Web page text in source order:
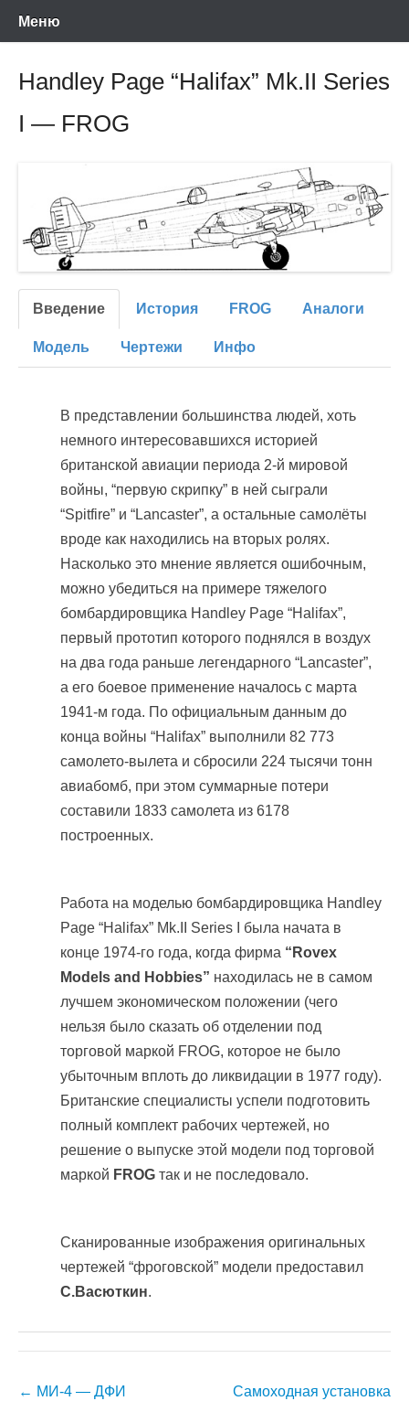
Перейти
Ретро-Модели.Ру
времен СССР и постсоветского периода. Проект участников сайтов
Меню
Handley Page “Halifax” Mk.II Series
I — FROG
Введение История FROG Аналоги
Модель Чертежи Инфо
В представлении большинства людей, хоть
немного интересовавшихся историей
британской авиации периода 2-й мировой
войны, “первую скрипку” в ней сыграли
“Spitfire” и “Lancaster”, а остальные самолёты
вроде как находились на вторых ролях.
Насколько это мнение является ошибочным,
можно убедиться на примере тяжелого
бомбардировщика Handley Page “Halifax”,
первый прототип которого поднялся в воздух
на два года раньше легендарного “Lancaster”,
а его боевое применение началось с марта
1941-м года. По официальным данным до
конца войны “Halifax” выполнили 82 773
самолето-вылета и сбросили 224 тысячи тонн
авиабомб, при этом суммарные потери
составили 1833 самолета из 6178
построенных.
Работа на моделью бомбардировщика Handley
Page “Halifax” Mk.II Series I была начата в
конце 1974-го года, когда фирма “Rovex
Models and Hobbies” находилась не в самом
лучшем экономическом положении (чего
нельзя было сказать об отделении под
торговой маркой FROG, которое не было
убыточным вплоть до ликвидации в 1977 году).
Британские специалисты успели подготовить
полный комплект рабочих чертежей, но
решение о выпуске этой модели под торговой
маркой FROG так и не последовало.
Сканированные изображения оригинальных
чертежей “фроговской” модели предоставил
С.Васюткин.
Навигация
← МИ-4 — ДФИ
Самоходная установка